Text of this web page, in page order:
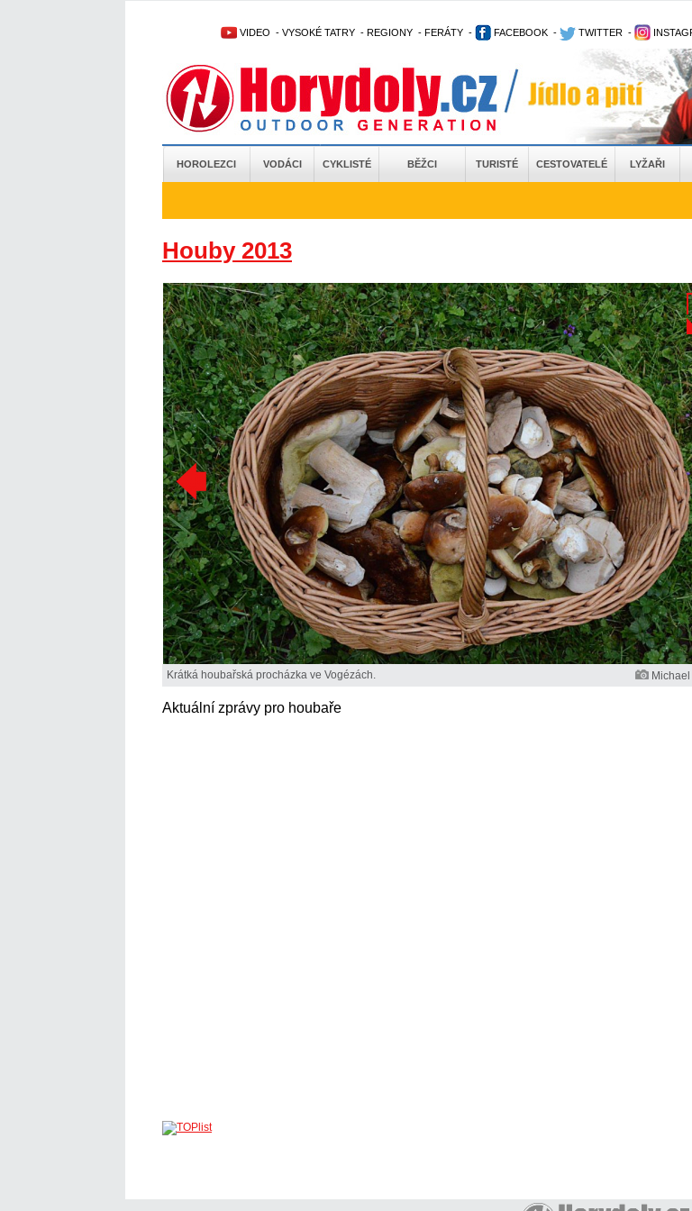
VIDEO - VYSOKÉ TATRY - REGIONY - FERÁTY - FACEBOOK - TWITTER -
HOROLEZCI VODÁCI CYKLISTÉ BĚŽCI TURISTÉ CESTOVATELÉ LYŽAŘI
Houby 2013
Krátká houbařská procházka ve Vogézách.
Aktuální zprávy pro houbaře